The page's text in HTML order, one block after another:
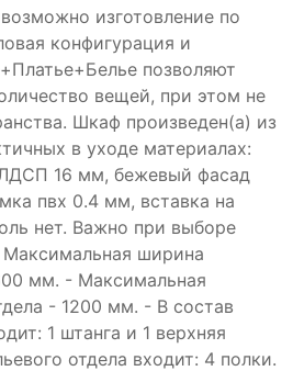
изготовление по
конфигурация и
позволяют
вещей, при этом не
Шкаф произведен(а) из
в уходе материалах:
16 мм, бежевый фасад
пвх 0.4 мм, вставка на
нет. Важно при выборе
ширина
мм. - Максимальная
- 1200 мм. - В состав
1 штанга и 1 верхняя
отдела входит: 4 полки.